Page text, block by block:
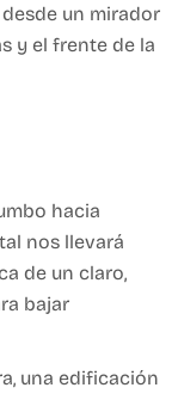
un mirador
y el frente de la
hacia
nos llevará
de un claro,
bajar
una edificación